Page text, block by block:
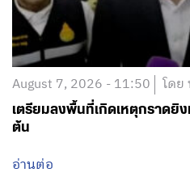
August 7, 2026 - 11:50 โดย
เตรียมลงพื้นที่เกิดเหตุกราดยิ
ต้น
อ่านต่อ